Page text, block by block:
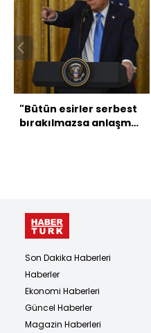
"Bütün esirler serbest
bırakılmazsa anlaşma
Son Dakika Haberleri
Haberler
Ekonomi Haberleri
Güncel Haberler
Magazin Haberleri